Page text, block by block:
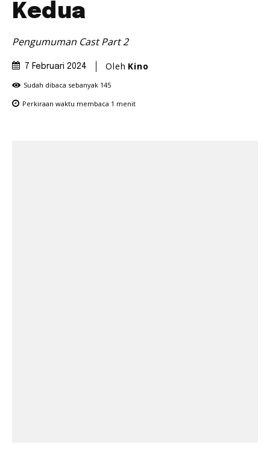
Kedua
Pengumuman Cast Part 2
7 Februari 2024 Oleh Kino
Sudah dibaca sebanyak 145
Perkiraan waktu membaca 1 menit